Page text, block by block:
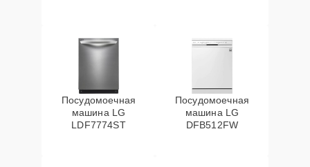
Посудомоечная
машина LG
LDF7774ST
Посудомоечная
машина LG
DFB512FW